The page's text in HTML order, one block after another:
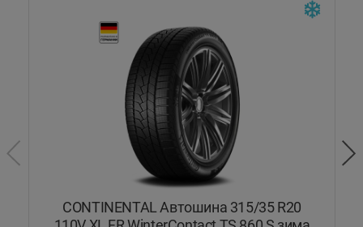
CONTINENTAL Автошина 315/35 R20